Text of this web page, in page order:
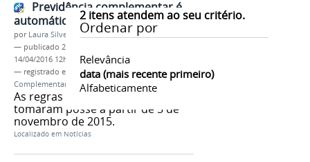
2itens atendem ao seu critério.
Ordenar por
Relevância
data (mais recente primeiro)
Alfabeticamente
Previdência complementar é
automática para novos servidores
por Laura Silveira
— publicado 23/12/2015
14/04/2016 12h41
— registrado em:
Servidor,Previdência,
Complementar
As regras valem para aqueles que
tomaram posse a partir de 5 de
novembro de 2015.
Localizado em Notícias